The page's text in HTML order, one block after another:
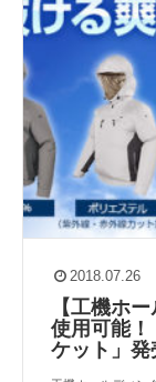
2018.07.26
【工機ホ
使用可能
ケット」発